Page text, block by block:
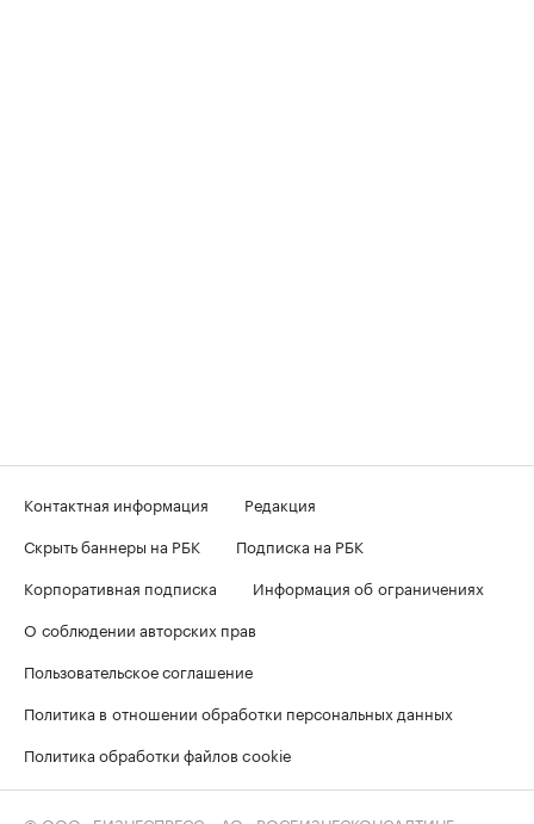
Контактная информация
Редакция
Скрыть баннеры на РБК
Подписка на РБК
Корпоративная подписка
Информация об ограничениях
О соблюдении авторских прав
Пользовательское соглашение
Политика в отношении обработки персональных данных
Политика обработки файлов cookie